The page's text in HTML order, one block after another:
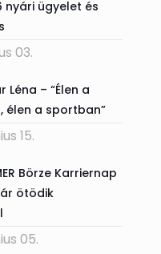
nyári ügyelet és
03.
Léna – “Élen a
élen a sportban”
15.
Börze Karriernap
ötödik
05.